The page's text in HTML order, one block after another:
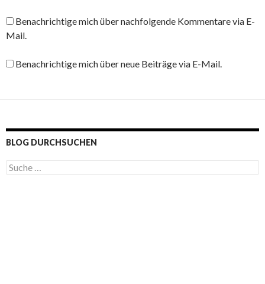
Benachrichtige mich über nachfolgende Kommentare via E-
Mail.
Benachrichtige mich über neue Beiträge via E-Mail.
BLOG DURCHSUCHEN
S
u